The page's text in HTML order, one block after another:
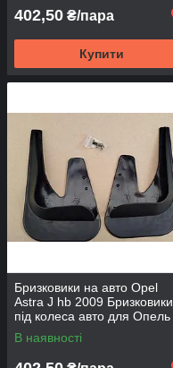
402,50 ₴/пара
Купити
Бризковики на авто Opel
Astra J hb 2009 Бризковики
під колеса авто для Опель
Астра ДЖІ 2009 Бризговики
перед. універсальні
В наявності